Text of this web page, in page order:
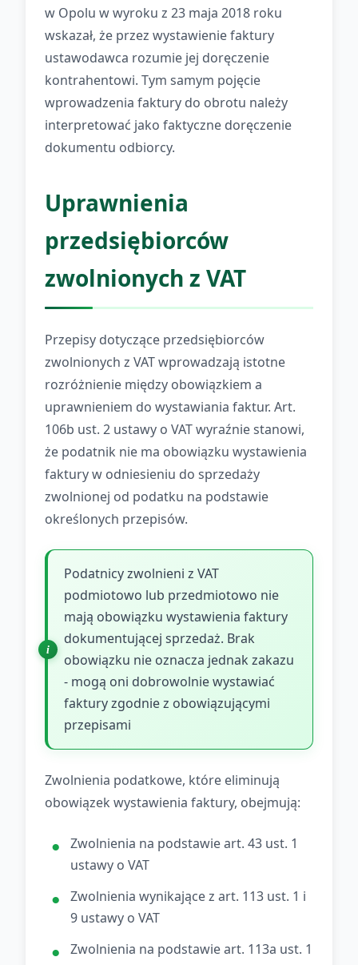
w Opolu w wyroku z 23 maja 2018 roku
wskazał, że przez wystawienie faktury
ustawodawca rozumie jej doręczenie
kontrahentowi. Tym samym pojęcie
wprowadzenia faktury do obrotu należy
interpretować jako faktyczne doręczenie
dokumentu odbiorcy.
Uprawnienia
przedsiębiorców
zwolnionych z VAT
Przepisy dotyczące przedsiębiorców
zwolnionych z VAT wprowadzają istotne
rozróżnienie między obowiązkiem a
uprawnieniem do wystawiania faktur. Art.
106b ust. 2 ustawy o VAT wyraźnie stanowi,
że podatnik nie ma obowiązku wystawienia
faktury w odniesieniu do sprzedaży
zwolnionej od podatku na podstawie
określonych przepisów.
Podatnicy zwolnieni z VAT
podmiotowo lub przedmiotowo nie
mają obowiązku wystawienia faktury
dokumentującej sprzedaż. Brak
obowiązku nie oznacza jednak zakazu
- mogą oni dobrowolnie wystawiać
faktury zgodnie z obowiązującymi
przepisami
Zwolnienia podatkowe, które eliminują
obowiązek wystawienia faktury, obejmują:
Zwolnienia na podstawie art. 43 ust. 1
ustawy o VAT
Zwolnienia wynikające z art. 113 ust. 1 i
9 ustawy o VAT
Zwolnienia na podstawie art. 113a ust. 1